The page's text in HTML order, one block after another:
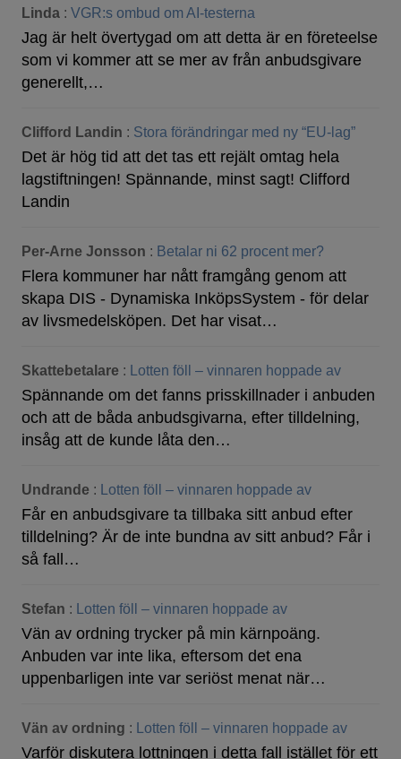
Linda : VGR:s ombud om AI-testerna
Jag är helt övertygad om att detta är en företeelse
som vi kommer att se mer av från anbudsgivare
generellt,…
Clifford Landin : Stora förändringar med ny “EU-lag”
Det är hög tid att det tas ett rejält omtag hela
lagstiftningen! Spännande, minst sagt! Clifford
Landin
Per-Arne Jonsson : Betalar ni 62 procent mer?
Flera kommuner har nått framgång genom att
skapa DIS - Dynamiska InköpsSystem - för delar
av livsmedelsköpen. Det har visat…
Skattebetalare : Lotten föll – vinnaren hoppade av
Spännande om det fanns prisskillnader i anbuden
och att de båda anbudsgivarna, efter tilldelning,
insåg att de kunde låta den…
Undrande : Lotten föll – vinnaren hoppade av
Får en anbudsgivare ta tillbaka sitt anbud efter
tilldelning? Är de inte bundna av sitt anbud? Får i
så fall…
Stefan : Lotten föll – vinnaren hoppade av
Vän av ordning trycker på min kärnpoäng.
Anbuden var inte lika, eftersom det ena
uppenbarligen inte var seriöst menat när…
Vän av ordning : Lotten föll – vinnaren hoppade av
Varför diskutera lottningen i detta fall istället för ett